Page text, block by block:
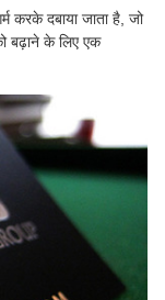
करके दबाया जाता है, जो
बढ़ाने के लिए एक